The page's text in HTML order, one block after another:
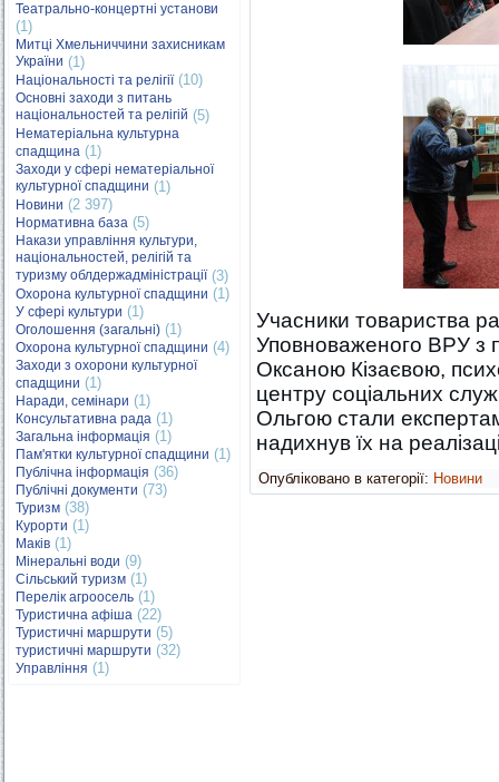
Театрально-концертні установи
(1)
Митці Хмельниччини захисникам
України (1)
Національності та релігії(10)
Основні заходи з питань
національностей та релігій (5)
Нематеріальна культурна
спадщина (1)
Заходи у сфері нематеріальної
культурної спадщини (1)
Новини (2 397)
Нормативна база (5)
Накази управління культури,
національностей, релігій та
туризму облдержадміністрації(3)
Охорона культурної спадщини (1)
У сфері культури (1)
Оголошення (загальні) (1)
Охорона культурної спадщини (4)
Заходи з охорони культурної
спадщини (1)
Наради, семінари (1)
Консультативна рада (1)
Загальна інформація (1)
Пам'ятки культурної спадщини (1)
Публічна інформація (36)
Публічні документи (73)
Туризм (38)
Курорти (1)
Маків (1)
Мінеральні води (9)
Сільський туризм (1)
Перелік агроосель (1)
Туристична афіша (22)
Туристичні маршрути (5)
туристичні маршрути (32)
Управління (1)
Учасники товариства
Уповноваженого ВРУ з
Оксаною Кізаєвою,
центру соціальних
Ольгою стали
надихнув їх на
Опубліковано в категорії: Новини